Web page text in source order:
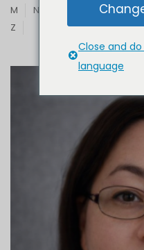
M
N Q R
Z
Close and
language